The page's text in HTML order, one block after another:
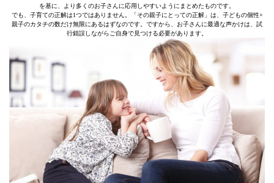
を基に、より多くのお子さんに応用しやすいようにまとめたものです。
でも、子育ての正解は1つではありません。「その親子にとっての正解」は、子どもの個性×
親子のカタチの数だけ無限にあるはずなのです。ですから、お子さんに最適な声かけは、試
行錯誤しながらご自身で見つける必要があります。